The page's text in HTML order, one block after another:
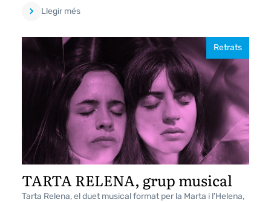
Llegir més
Retrats
TARTA RELENA, grup musical
Tarta Relena, el duet musical format per la Marta i l’Helena,